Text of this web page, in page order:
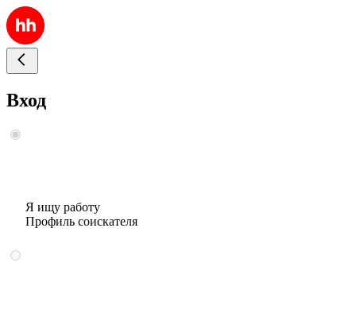
Вход
Я ищу работу
Профиль соискателя